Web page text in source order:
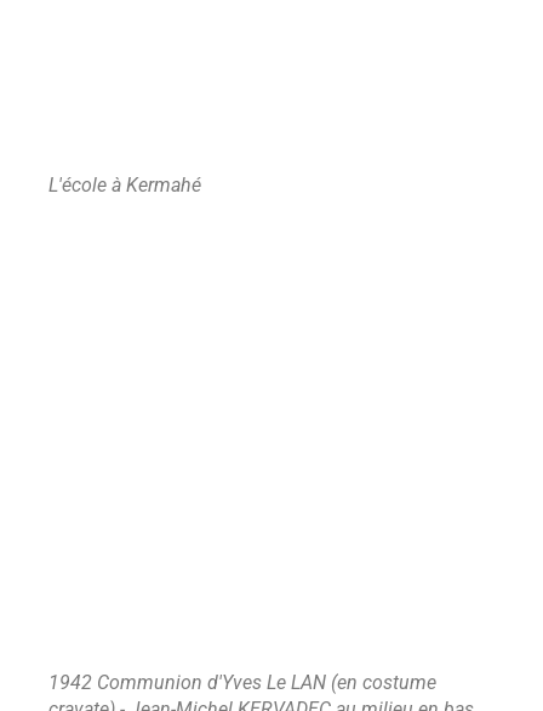
L'école à Kermahé
1942 Communion d'Yves Le LAN (en costume